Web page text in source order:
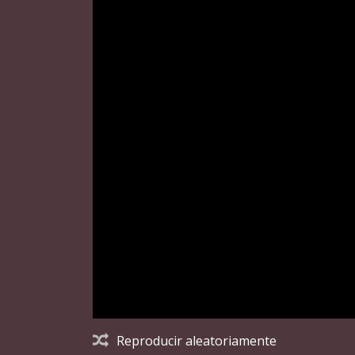
Reproducir aleatoriamente